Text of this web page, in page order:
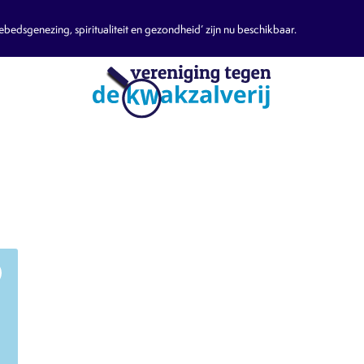
spiritualiteit en gezondheid’ zijn nu beschikbaar.